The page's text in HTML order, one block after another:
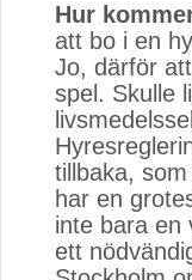
Hur
att bo i en
Jo, därför
spel. Skulle
tillbaka,
har en
inte bara en
ett